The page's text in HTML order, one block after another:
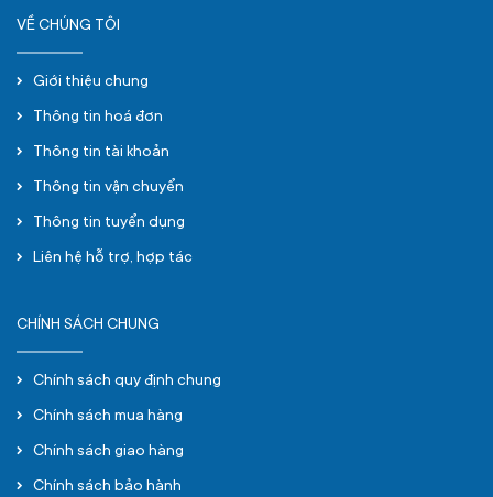
VỀ CHÚNG TÔI
Giới thiệu chung
Thông tin hoá đơn
Thông tin tài khoản
Thông tin vận chuyển
Thông tin tuyển dụng
Liên hệ hỗ trợ, hợp tác
CHÍNH SÁCH CHUNG
Chính sách quy định chung
Chính sách mua hàng
Chính sách giao hàng
Chính sách bảo hành